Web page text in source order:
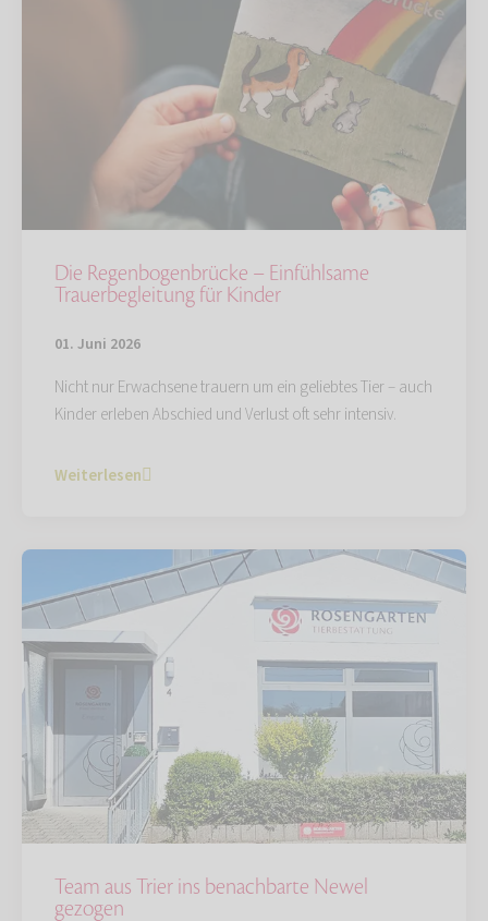
Die Regenbogenbrücke – Einfühlsame
Trauerbegleitung für Kinder
01. Juni 2026
Nicht nur Erwachsene trauern um ein geliebtes Tier – auch
Kinder erleben Abschied und Verlust oft sehr intensiv.
Weiterlesen
Team aus Trier ins benachbarte Newel
gezogen